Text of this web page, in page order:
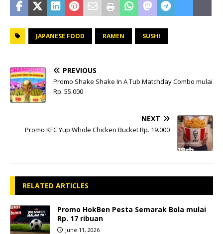
JAPANESE FOOD RAMEN SUSHI
PREVIOUS
Promo Shake Shake In A Tub Matchday Combo mulai
Rp. 55.000
NEXT
Promo KFC Yup Whole Chicken Bucket Rp. 19.000
RELATED ARTICLES
Promo HokBen Pesta Semarak Bola mulai
Rp. 17 ribuan
June 11, 2026